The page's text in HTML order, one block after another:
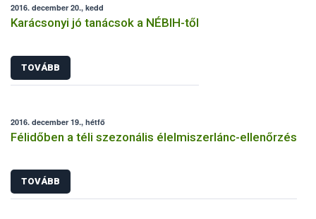
2016. december 20., kedd
Karácsonyi jó tanácsok a NÉBIH-től
TOVÁBB
2016. december 19., hétfő
Félidőben a téli szezonális élelmiszerlánc-ellenőrzés
TOVÁBB